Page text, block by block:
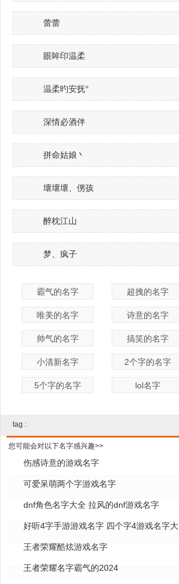
蕾蕾
眼眸印温柔
温柔旳安抚°
深情必酒伴
拼命姑娘丶
壞壞壞、侽孩
醉枕江山
梦、疯子
霸气的名字 超拽的名字
唯美的名字 诗意的名字
帅气的名字 搞笑的名字
小清新名字 2个字的名字
5个字的名字 lol名字
tag :
您可能会对以下名字感兴趣>>
伤感诗意的游戏名字
可爱呆萌两个字游戏名字
dnf角色名字大全 拉风的dnf游戏名字
好听4字手游游戏名字 四个字4游戏名字大
全
王者荣耀酷炫游戏名字
王者荣耀名字霸气的2024